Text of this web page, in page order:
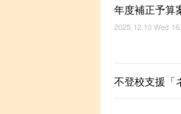
年度補正予算
2025.12.10 Wed
不登校支援「